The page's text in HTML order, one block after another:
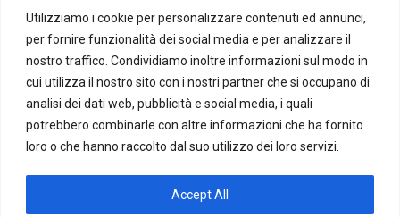
Utilizziamo i cookie per personalizzare contenuti ed annunci,
per fornire funzionalità dei social media e per analizzare il
nostro traffico. Condividiamo inoltre informazioni sul modo in
cui utilizza il nostro sito con i nostri partner che si occupano di
analisi dei dati web, pubblicità e social media, i quali
potrebbero combinarle con altre informazioni che ha fornito
loro o che hanno raccolto dal suo utilizzo dei loro servizi.
Accept All
Privacy Termini e condizioni
Modelli Organizzativi e codice di
condotta anti-discriminazioni
'Safeguarding'